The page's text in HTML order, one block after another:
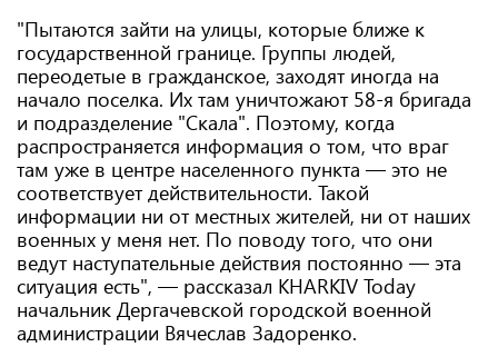
"Пытаются зайти на улицы, которые ближе к
государственной границе. Группы людей,
переодетые в гражданское, заходят иногда на
начало поселка. Их там уничтожают 58-я бригада
и подразделение "Скала". Поэтому, когда
распространяется информация о том, что враг
там уже в центре населенного пункта — это не
соответствует действительности. Такой
информации ни от местных жителей, ни от наших
военных у меня нет. По поводу того, что они
ведут наступательные действия постоянно — эта
ситуация есть", — рассказал KHARKIV Today
начальник Дергачевской городской военной
администрации Вячеслав Задоренко.